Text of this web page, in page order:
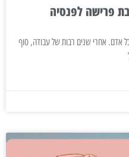
פרישה לפנסיה
אדם. אחרי שנים רבות של עבודה, סוף